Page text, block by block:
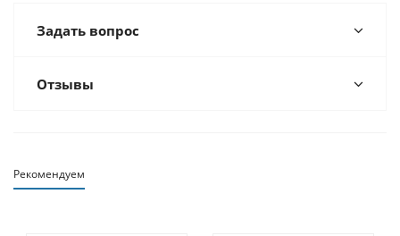
Задать вопрос
Отзывы
Рекомендуем